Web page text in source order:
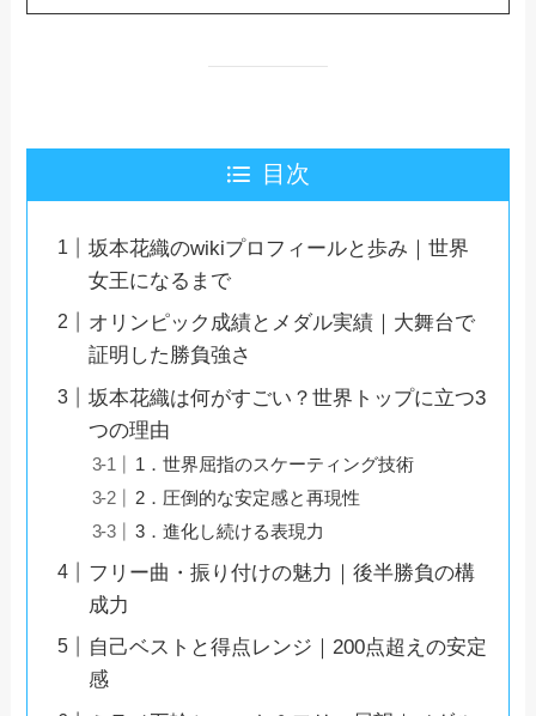
目次
坂本花織のwikiプロフィールと歩み｜世界
女王になるまで
オリンピック成績とメダル実績｜大舞台で
証明した勝負強さ
坂本花織は何がすごい？世界トップに立つ3
つの理由
1．世界屈指のスケーティング技術
2．圧倒的な安定感と再現性
3．進化し続ける表現力
フリー曲・振り付けの魅力｜後半勝負の構
成力
自己ベストと得点レンジ｜200点超えの安定
感